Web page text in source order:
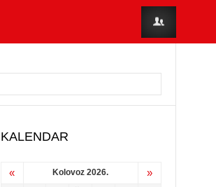
KALENDAR
« Kolovoz 2026. »